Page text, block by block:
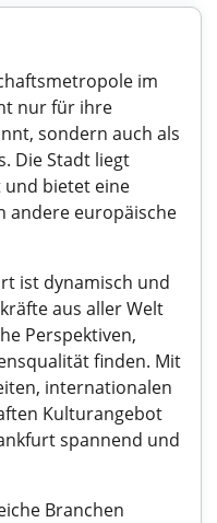
im
nur für ihre
sondern auch als
Die Stadt liegt
und bietet eine
andere europäische
ist dynamisch und
aus aller Welt
Perspektiven,
finden. Mit
internationalen
Kulturangebot
spannend und
Branchen